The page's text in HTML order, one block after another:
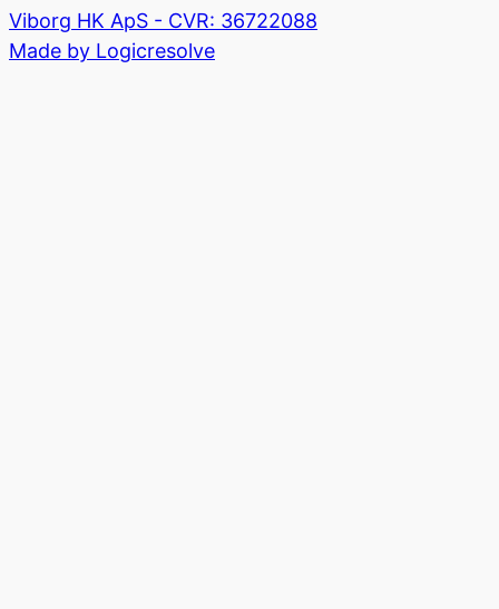
Viborg HK ApS - CVR: 36722088
Made by Logicresolve